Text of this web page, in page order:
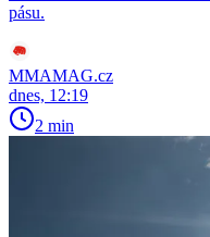
pásu.
MMAMAG.cz
dnes, 12:19
2 min